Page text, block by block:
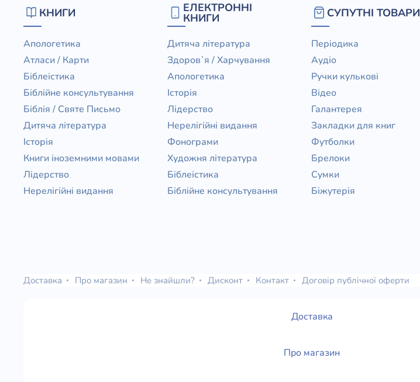
КНИГИ
Апологетика
Атласи / Карти
Біблеістика
Біблійне консультування
Біблія / Святе Письмо
Дитяча література
Історія
Книги іноземними мовами
Лідерство
Нерелігійні видання
ЕЛЕКТРОННІ
КНИГИ
Дитяча література
Здоров`я / Харчування
Апологетика
Історія
Лідерство
Нерелігійні видання
Фонограми
Художня література
Біблеістика
Біблійне консультування
СУПУТНІ ТОВАРИ
Періодика
Аудіо
Ручки кулькові
Відео
Галантерея
Закладки для книг
Футболки
Брелоки
Сумки
Біжутерія
Доставка Про магазин Не знайшли? Дисконт Контакт Договір публічної оферти
Доставка
Про магазин